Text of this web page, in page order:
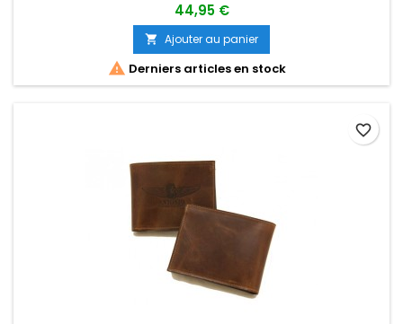
44,95 €
 Ajouter au panier
 Derniers articles en stock
favorite_border